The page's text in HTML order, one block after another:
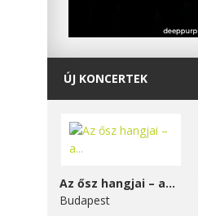
ÚJ KONCERTEK
Az ősz hangjai – a...
Budapest